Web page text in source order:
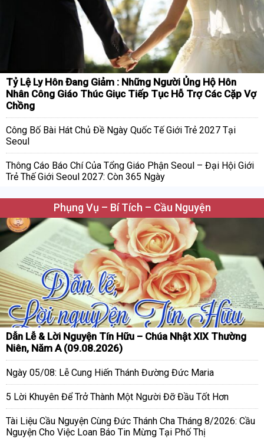
Tỷ Lệ Ly Hôn Đang Giảm : Những Người Ủng Hộ Hôn
Nhân Công Giáo Thúc Giục Tiếp Tục Hỗ Trợ Các Cặp Vợ
Chồng
Công Bố Bài Hát Chủ Đề Ngày Quốc Tế Giới Trẻ 2027 Tại
Seoul
Thông Cáo Báo Chí Của Tổng Giáo Phận Seoul – Đại Hội Giới
Trẻ Thế Giới Seoul 2027: Còn 365 Ngày
Phụng Vụ – Bí Tích – Cầu Nguyện
Dẫn Lễ & Lời Nguyện Tín Hữu – Chúa Nhật XIX Thường
Niên, Năm A (09.08.2026)
Ngày 05/08: Lễ Cung Hiến Thánh Đường Đức Maria
5 Lời Khuyên Để Trở Thành Một Người Đỡ Đầu Tốt Hơn
Tài Liệu Cầu Nguyện Cùng Đức Thánh Cha Tháng 8/2026: Cầu
Nguyện Cho Việc Loan Báo Tin Mừng Tại Phố Thị